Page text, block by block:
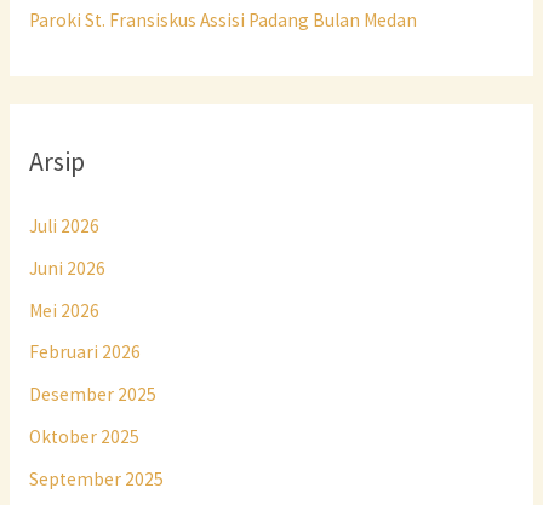
Paroki St. Fransiskus Assisi Padang Bulan Medan
Arsip
Juli 2026
Juni 2026
Mei 2026
Februari 2026
Desember 2025
Oktober 2025
September 2025